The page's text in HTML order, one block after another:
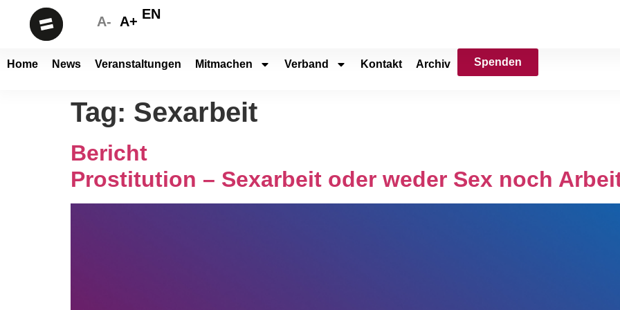
A- A+ EN
Home News Veranstaltungen Mitmachen Verband Kontakt Archiv Spenden
Tag: Sexarbeit
Bericht
Prostitution – Sexarbeit oder weder Sex noch